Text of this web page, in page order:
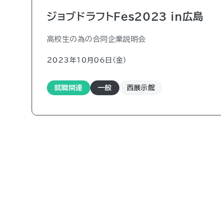
ジョブドラフトFes2023 in広島
高校生の為の合同企業説明会
2023年10月06日（金)
就職関連 一般 西展示館